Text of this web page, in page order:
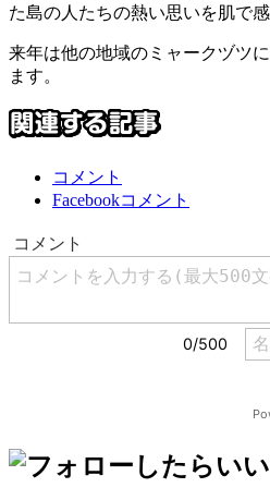
た島の人たちの熱い思いを肌で
来年は他の地域のミャークヅツ
ます。
コメント
Facebookコメント